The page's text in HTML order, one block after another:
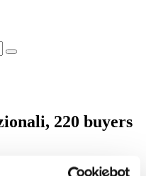
220 buyers